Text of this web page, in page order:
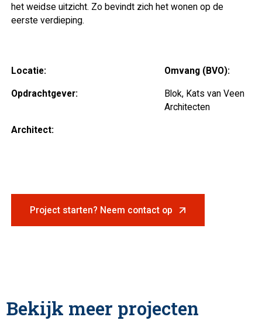
het weidse uitzicht. Zo bevindt zich het wonen op de
eerste verdieping.
Locatie: Omvang (BVO):
Opdrachtgever:
Blok, Kats van Veen
Architecten
Architect:
Project starten? Neem contact op
Bekijk meer projecten